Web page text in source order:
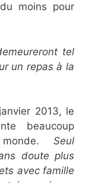
moins pour
tel
un repas à la
2013, le
beaucoup
Seul
doute plus
avec famille